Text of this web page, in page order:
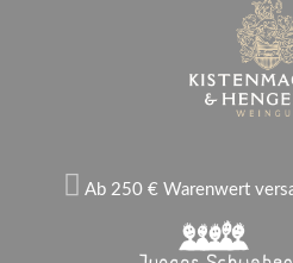
Ab 250 € Warenwert